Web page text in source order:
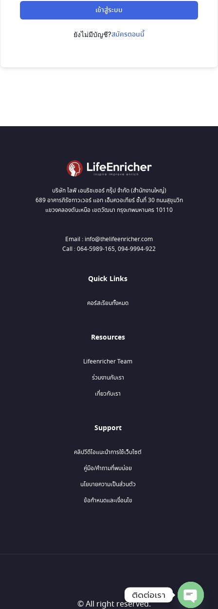
เข้าสู่ระบบ
ยังไม่มีบัญชี?สมัครตอนนี้
บริษัท ไลฟ์ เอนริชเชอร์ กรุ๊ป จำกัด (สำนักงานใหญ่)
689 อาคารภิรัชทาวเวอร์ แอท เอ็มควอเทียร์ ชั้นที่ 30 ถนนสุขุมวิท
แขวงคลองตันเหนือ เขตวัฒนา กรุงเทพมหานคร 10110
Email : info@thelifeenricher.com
Call : 064-5989-165, 094-9994-922
Quick Links
คอร์สเรียนทั้งหมด
Resources
Lifeenricher Team
ร่วมงานกับเรา
เกี่ยวกับเรา
Support
คลิปวีดีโอแนะนำการใช้เว็บไซต์
คู่มือ/คำถามที่พบบ่อย
นโยบายความเป็นส่วนตัว
ข้อกำหนดและเงื่อนไข
© All right reserved.
ติดต่อเรา